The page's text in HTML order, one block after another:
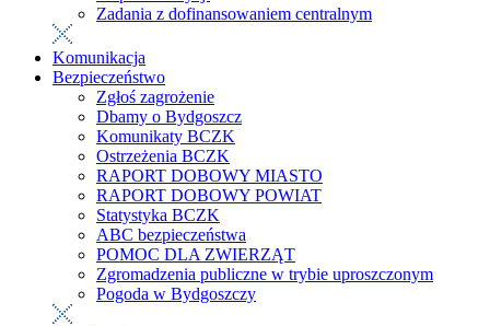
Zadania z dofinansowaniem centralnym
Komunikacja
Bezpieczeństwo
Zgłoś zagrożenie
Dbamy o Bydgoszcz
Komunikaty BCZK
Ostrzeżenia BCZK
RAPORT DOBOWY MIASTO
RAPORT DOBOWY POWIAT
Statystyka BCZK
ABC bezpieczeństwa
POMOC DLA ZWIERZĄT
Zgromadzenia publiczne w trybie uproszczonym
Pogoda w Bydgoszczy